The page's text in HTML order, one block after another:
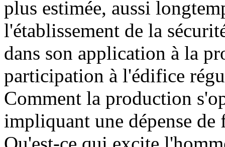
plus estimée, aussi
l'établissement de la
dans son application à la
participation à l'édifice
Comment la production
impliquant une dépense